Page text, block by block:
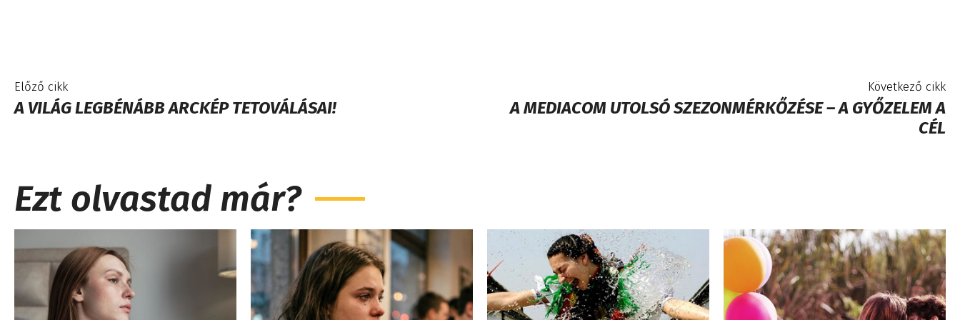
Előző cikk
A VILÁG LEGBÉNÁBB ARCKÉP TETOVÁLÁSAI!
Következő cikk
A MEDIACOM UTOLSÓ SZEZONMÉRKŐZÉSE – A GYŐZELEM A
CÉL
Ezt olvastad már?